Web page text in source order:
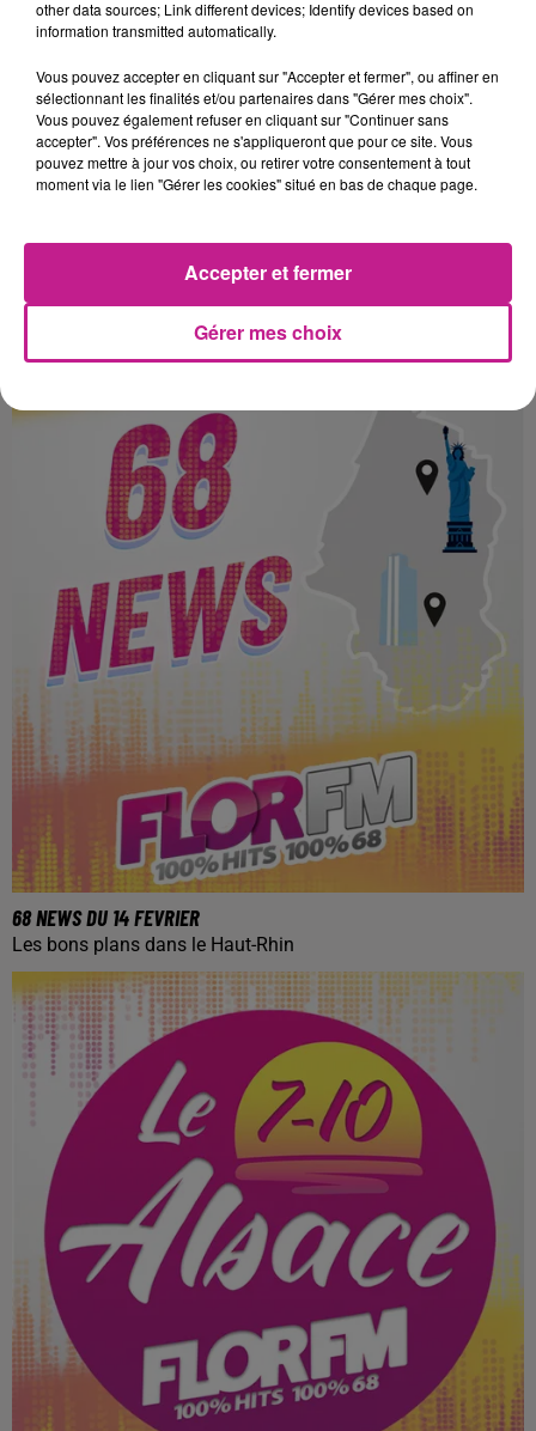
Mardi 17 février
68 NEWS DU 14 FEVRIER
Les bons plans dans le Haut-Rhin
other data sources; Link different devices; Identify devices based on
information transmitted automatically.
Vous pouvez accepter en cliquant sur "Accepter et fermer", ou affiner en
sélectionnant les finalités et/ou partenaires dans "Gérer mes choix".
Vous pouvez également refuser en cliquant sur "Continuer sans
accepter". Vos préférences ne s'appliqueront que pour ce site. Vous
pouvez mettre à jour vos choix, ou retirer votre consentement à tout
moment via le lien "Gérer les cookies" situé en bas de chaque page.
Gérer mes choix
Accepter et fermer